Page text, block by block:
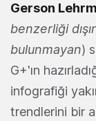
Gerson
benzerliği
bulunmayan)
G+'ın
infografiği
trendlerini bir